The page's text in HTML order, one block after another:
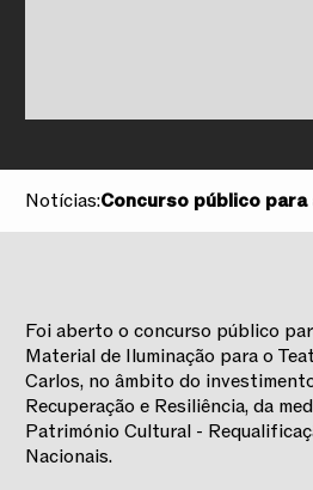
Notícias:Concurso público para
Material de Iluminação
Foi aberto o concurso público
Material de Iluminação para o
Carlos, no âmbito do
Recuperação e Resiliência, da
Património Cultural -
Nacionais.